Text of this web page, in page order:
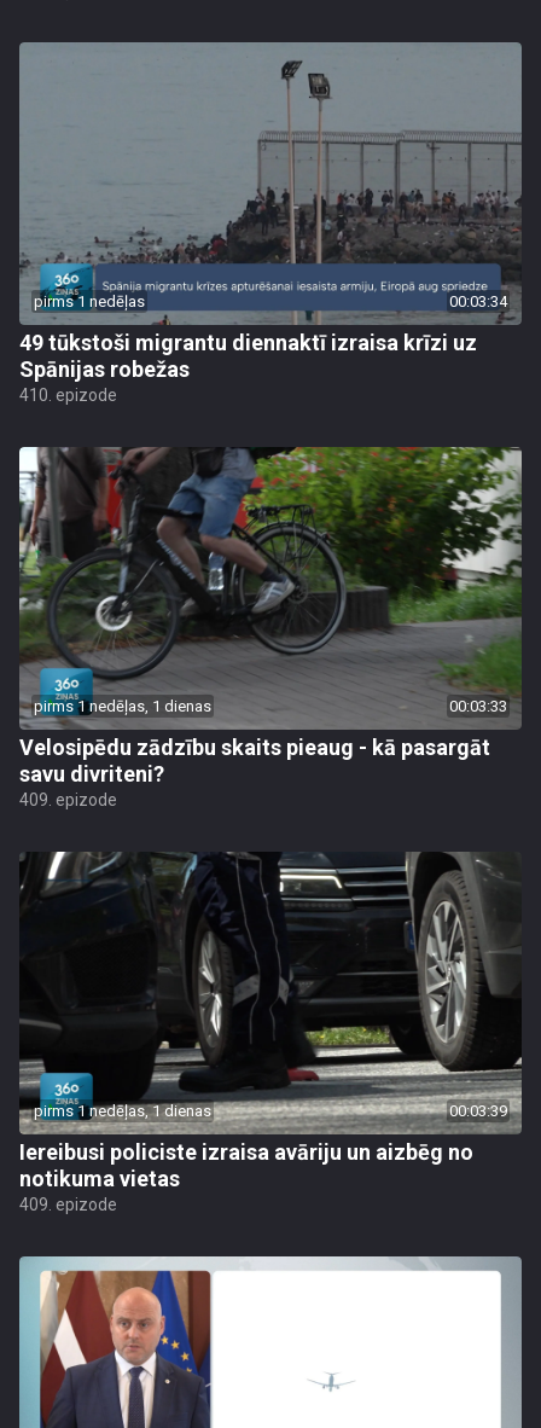
pirms 1 nedēļas 00:03:34
49 tūkstoši migrantu diennaktī izraisa krīzi uz
Spānijas robežas
410. epizode
pirms 1 nedēļas, 1 dienas 00:03:33
Velosipēdu zādzību skaits pieaug - kā pasargāt
savu divriteni?
409. epizode
pirms 1 nedēļas, 1 dienas 00:03:39
Iereibusi policiste izraisa avāriju un aizbēg no
notikuma vietas
409. epizode